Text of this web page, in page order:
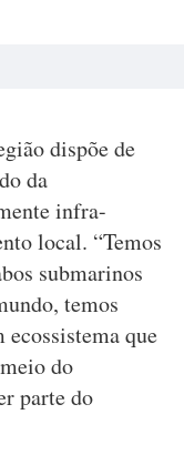
dispõe de
da
infra-
local. “Temos
submarinos
temos
que
do
parte do